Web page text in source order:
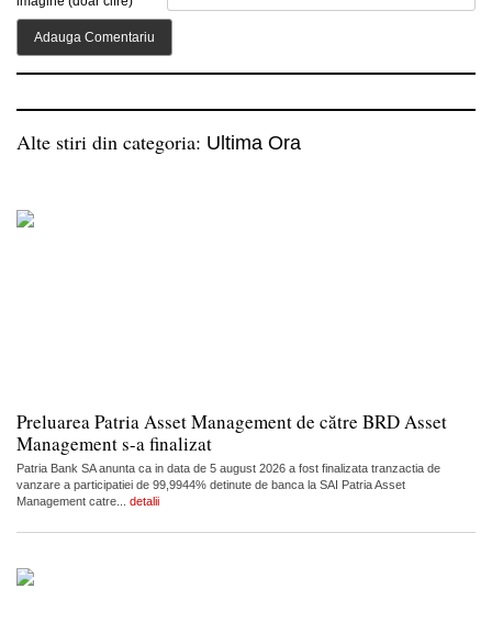
Alte stiri din categoria: Ultima Ora
Preluarea Patria Asset Management de către BRD Asset
Management s-a finalizat
Patria Bank SA anunta ca in data de 5 august 2026 a fost finalizata tranzactia de
vanzare a participatiei de 99,9944% detinute de banca la SAI Patria Asset
Management catre... detalii